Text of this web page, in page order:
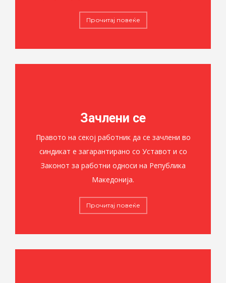
Прочитај повеќе
Зачлени се
Правото на секој работник да се зачлени во
синдикат е загарантирано со Уставот и со
Законот за работни односи на Република
Македонија.
Прочитај повеќе